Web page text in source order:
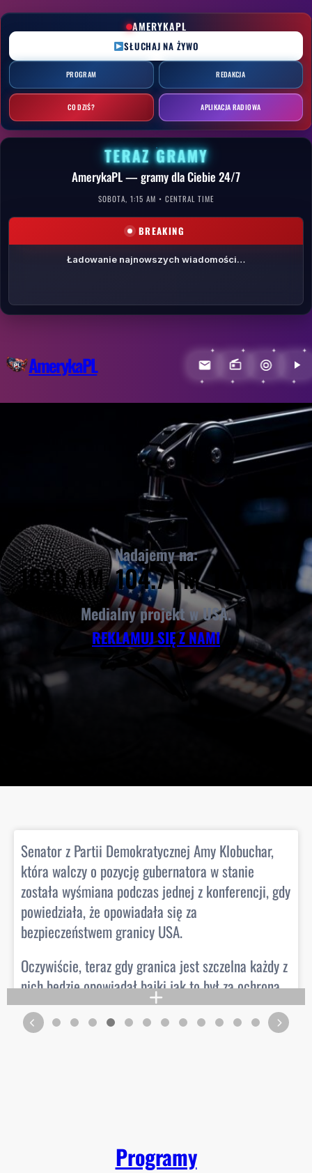
Przejdź
do
treści
AMERYKAPL
SŁUCHAJ NA ŻYWO
PROGRAM REDAKCJA
CO DZIŚ? APLIKACJA RADIOWA
TERAZ GRAMY
AmerykaPL — gramy dla Ciebie 24/7
SOBOTA, 1:15 AM • CENTRAL TIME
BREAKING
Ładowanie najnowszych wiadomości…
AmerykaPL
Nadajemy na:
1030 AM, 104.7 FM, 107.1 FM
Medialny projekt w USA.
REKLAMUJ SIĘ Z NAMI
Amy Klobuchar,
gubernatora w stanie
jednej z konferencji, gdy
się za
USA.
jest szczelna każdy z
bajki jak to był za ochroną
za rządów Bidena niszczyła
granicy.
Druga bramka dla
Gutman.
1 day ago
1
Programy